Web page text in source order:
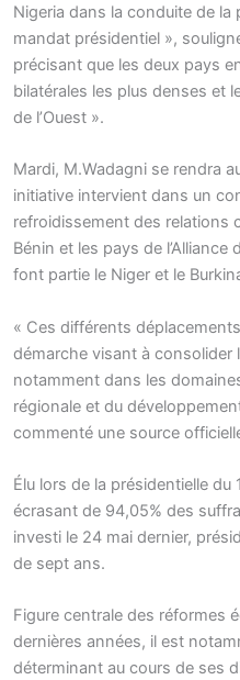
Nigeria dans la conduite de
mandat présidentiel »,
précisant que les deux pays
bilatérales les plus denses et
de l’Ouest ».
Mardi, M.Wadagni se rendra
initiative intervient dans un
refroidissement des relations
Bénin et les pays de
font partie le Niger et le
« Ces différents
démarche visant à consolider
notamment dans les
régionale et du
commenté une source
Élu lors de la présidentielle
écrasant de 94,05% des
investi le 24 mai dernier,
de sept ans.
Figure centrale des réformes
dernières années, il est
déterminant au cours de ses